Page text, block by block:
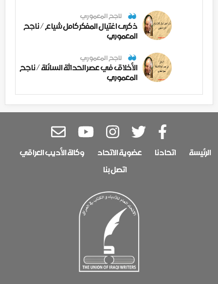
ناجح المعموري
ذكرى اغتيال المفكر كامل شياع / ناجح
المعموري
ناجح المعموري
الأخلاق في عصر الحداثة السائلة / ناجح
المعموري
الرئيسة اتحادنا عضوية الاتحاد
وكالة الأديب العراقي
اتصل بنا